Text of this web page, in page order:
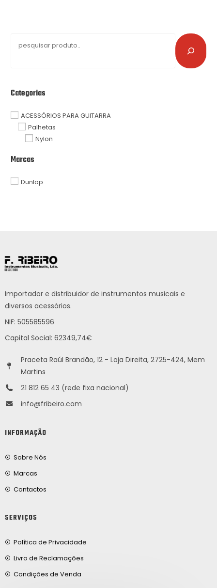
Categorias
ACESSÓRIOS PARA GUITARRA
Palhetas
Nylon
Marcas
Dunlop
Importador e distribuidor de instrumentos musicais e
diversos acessórios.
NIF: 505585596
Capital Social: 62349,74€
Praceta Raúl Brandão, 12 - Loja Direita, 2725-424, Mem
Martins
21 812 65 43 (rede fixa nacional)
info@fribeiro.com
INFORMAÇÃO
Sobre Nós
Marcas
Contactos
SERVIÇOS
Política de Privacidade
Livro de Reclamações
Condições de Venda